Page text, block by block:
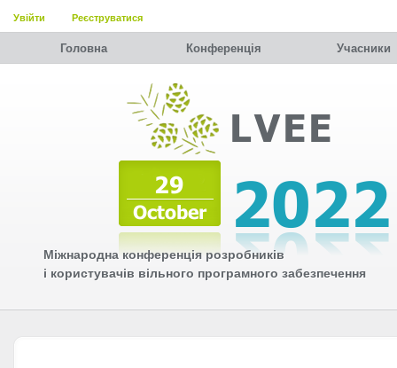
Увійти Реєструватися
Головна Конференція Учасники
Міжнародна конференція розробників
і користувачів вільного програмного забезпечення